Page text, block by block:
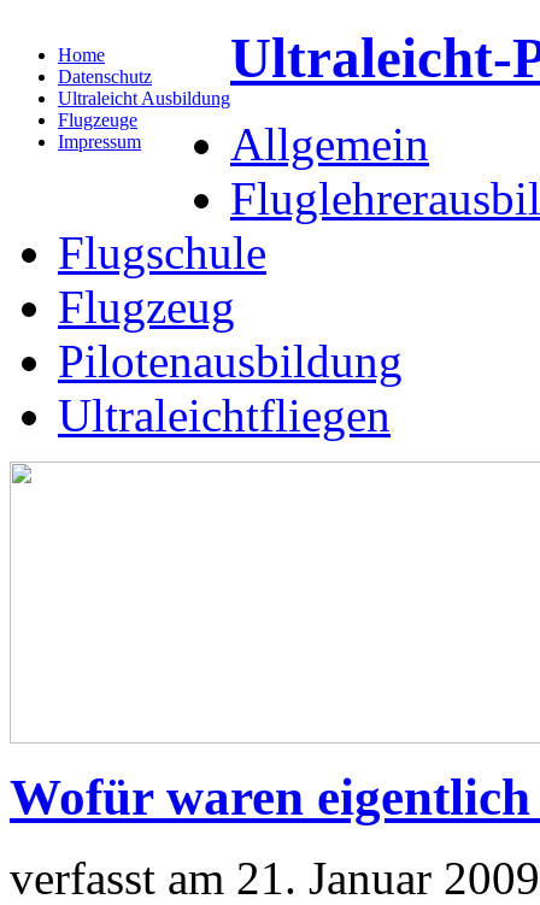
Home
Datenschutz
Ultraleicht Ausbildung
Flugzeuge
Impressum
Ultraleicht-
Allgemein
Flugschule
Flugzeug
Pilotenausbildung
Ultraleichtfliegen
Wofür waren
verfasst am 21. Januar 2009